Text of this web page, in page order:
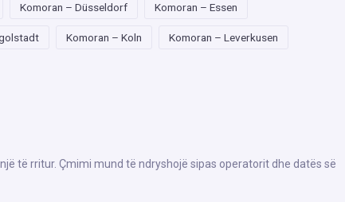
Komoran – Düsseldorf Komoran – Essen
Komoran – Koln Komoran – Leverkusen
të rritur. Çmimi mund të ndryshojë sipas operatorit dhe datës së